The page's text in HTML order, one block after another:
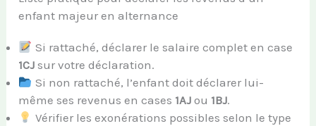
enfant majeur en alternance
Si rattaché, déclarer le salaire complet en case
1CJ sur votre déclaration.
Si non rattaché, l’enfant doit déclarer lui-
même ses revenus en cases 1AJ ou 1BJ.
Vérifier les exonérations possibles selon le type